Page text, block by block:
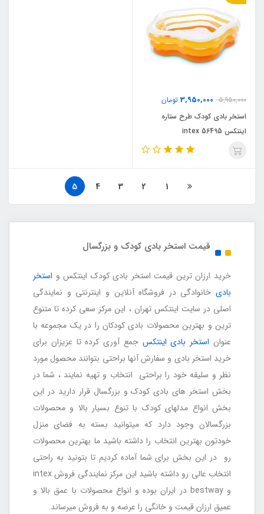
5,950,000
3,950,000 تومان
استخر بادی کودک طرح ستاره
اینتکس intex 56495
1
2
3
4
5
قیمت استخر بادی کودک و بزرگسال
خرید ارزان ترین قیمت استخر بادی کودک اینتکس و استخر
بادی خانوادگی در فروشگاه آنلاین و اینترنتی و نمایندگی
اصلی در سایت اینتکس تهران ، این مرکز سعی کرده تا متنوع
ترین و بهترین محصولات بادی کودکان را در یک مجموعه با
عنوان استخر بادی اینتکس جمع آوری کرده تا عزیزان برای
خرید استخر بادی و سفارش آنها براحتی بتوانند محصول مورد
نظر و سلیقه خود را براحتی انتخاب و تهیه نمایند ، شما در
بخش استخر های بادی کودک و بزرگسال قرار دارید در این
بخش انواع مدلهای کودک با تنوع بسیار بالا و محصولات
بزرگسالان وجود دارد که میتوانید بسته به فضای منزل
خودتون بهترین انتخاب را داشته باشید ما بهترین محصولات
رو در این بخش برای شما آماده کردیم تا بتونید به راحتی
انتخاب عالی رو داشته باشید این مرکز نمایندگی فروش intex
و bestway در ایران بوده و انواع محصولات با عمق بالا و
عمیق ارزان قیمت و خانگی را عرضه و به فروش میرساند.